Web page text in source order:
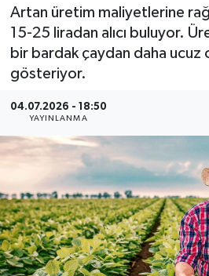
Artan üretim maliyetlerine
15-25 liradan alıcı buluyor.
bir bardak çaydan daha ucuz
gösteriyor.
04.07.2026 - 18:50
YAYINLANMA
RESMİ REKLAMLAR
MAGAZİN
RESMİ REKLAMLAR
Son Dakika Haberleri
Haber Arşivi